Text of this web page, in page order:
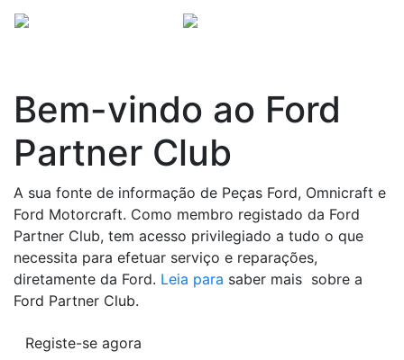
Bem-vindo ao Ford
Partner Club
A sua fonte de informação de Peças Ford, Omnicraft e
Ford Motorcraft. Como membro registado da Ford
Partner Club, tem acesso privilegiado a tudo o que
necessita para efetuar serviço e reparações,
diretamente da Ford. Leia para saber mais sobre a
Ford Partner Club.
Registe-se agora